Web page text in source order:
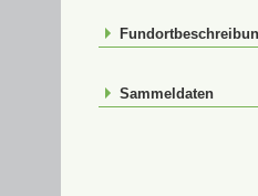
Sammeldaten